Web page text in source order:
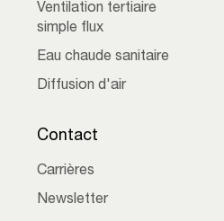
Ventilation tertiaire
simple flux
Eau chaude sanitaire
Diffusion d'air
Contact
Carrières
Newsletter